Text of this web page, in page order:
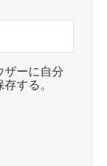
ザーに自分
する。